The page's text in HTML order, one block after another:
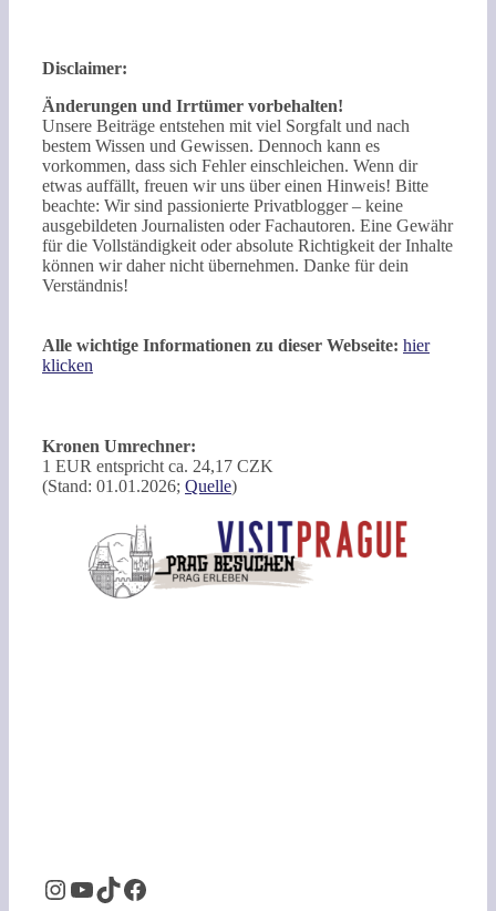
Disclaimer:
Änderungen und Irrtümer vorbehalten!
Unsere Beiträge entstehen mit viel Sorgfalt und nach
bestem Wissen und Gewissen. Dennoch kann es
vorkommen, dass sich Fehler einschleichen. Wenn dir
etwas auffällt, freuen wir uns über einen Hinweis! Bitte
beachte: Wir sind passionierte Privatblogger – keine
ausgebildeten Journalisten oder Fachautoren. Eine Gewähr
für die Vollständigkeit oder absolute Richtigkeit der Inhalte
können wir daher nicht übernehmen. Danke für dein
Verständnis!
Alle wichtige Informationen zu dieser Webseite: hier
klicken
Kronen Umrechner:
1 EUR entspricht ca. 24,17 CZK
(Stand: 01.01.2026; Quelle)
Instagram
YouTube
TikTok
Facebook